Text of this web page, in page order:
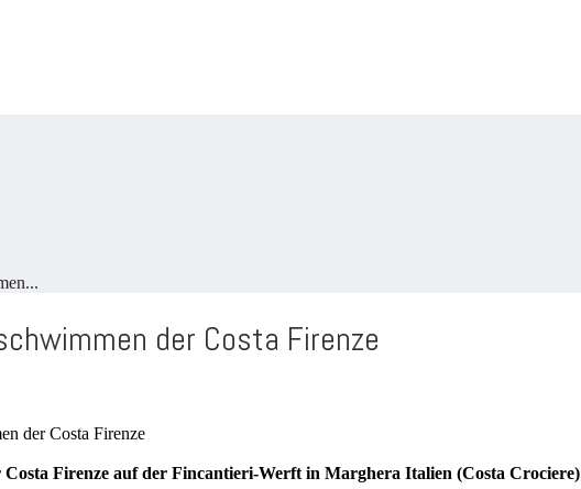
der Costa Firenze
Costa Firenze auf der Fincantieri-Werft in Marghera Italien (Costa Crociere)